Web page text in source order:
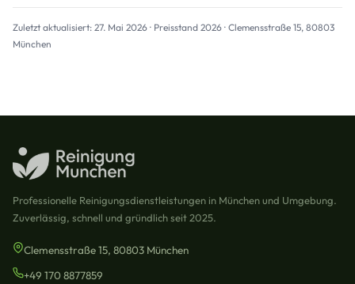
Zuletzt aktualisiert: 27. Mai 2026 · Preisstand 2026 · Clemensstraße 15, 80803
München
Professionelle Reinigungsdienstleistungen in München und Umgebung.
Zuverlässig, schnell und gründlich seit 2025.
Clemensstraße 15, 80803 München
+49 170 8877859